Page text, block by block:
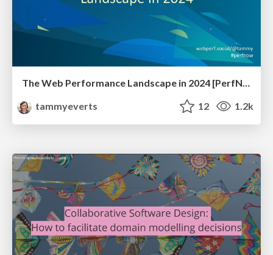
The Web Performance Landscape in 2024 [PerfNow 2024]
tammyeverts
12 1.2k